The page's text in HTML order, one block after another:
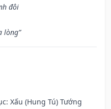
đôi
lòng”
Xấu (Hung Tú) Tướng